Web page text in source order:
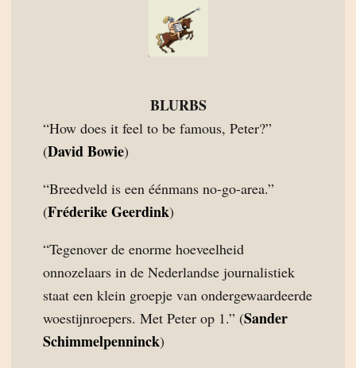
BLURBS
“How does it feel to be famous, Peter?”
(David Bowie)
“Breedveld is een éénmans no-go-area.”
(Fréderike Geerdink)
“Tegenover de enorme hoeveelheid
onnozelaars in de Nederlandse journalistiek
staat een klein groepje van ondergewaardeerde
woestijnroepers. Met Peter op 1.” (Sander
Schimmelpenninck)